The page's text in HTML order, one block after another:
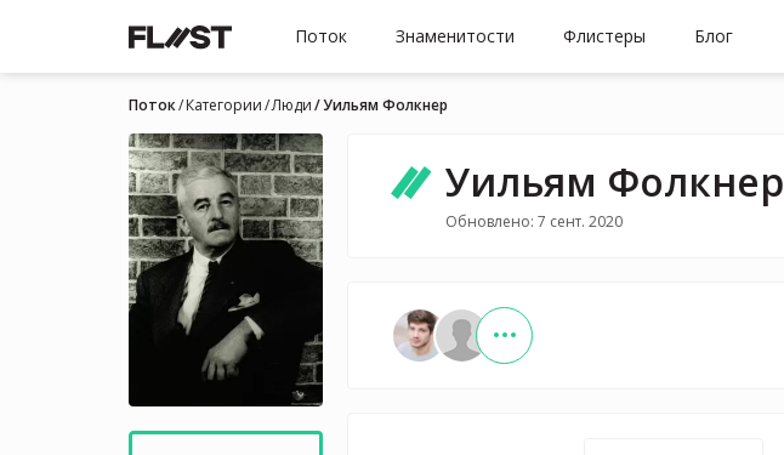
Поток Знаменитости Флистеры Блог
Поток Категории Люди Уильям Фолкнер
Уильям Фолкнер
Обновлено: 7 сент. 2020